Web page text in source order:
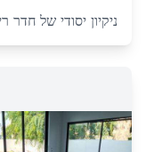
ניקיון יסודי של